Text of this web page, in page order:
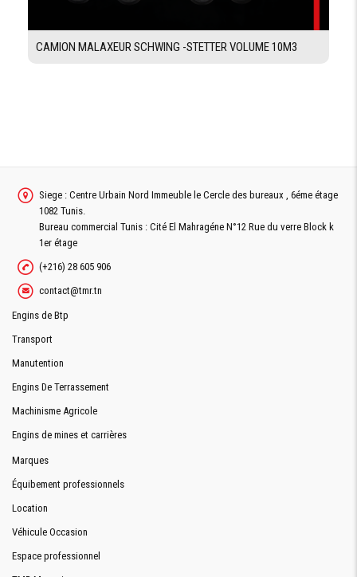
CAMION MALAXEUR SCHWING -STETTER VOLUME 10M3
Siege : Centre Urbain Nord Immeuble le Cercle des bureaux , 6éme étage
1082 Tunis.
Bureau commercial Tunis : Cité El Mahragéne N°12 Rue du verre Block k
1er étage
(+216) 28 605 906
contact@tmr.tn
Engins de Btp
Transport
Manutention
Engins De Terrassement
Machinisme Agricole
Engins de mines et carrières
Marques
Équibement professionnels
Location
Véhicule Occasion
Espace professionnel